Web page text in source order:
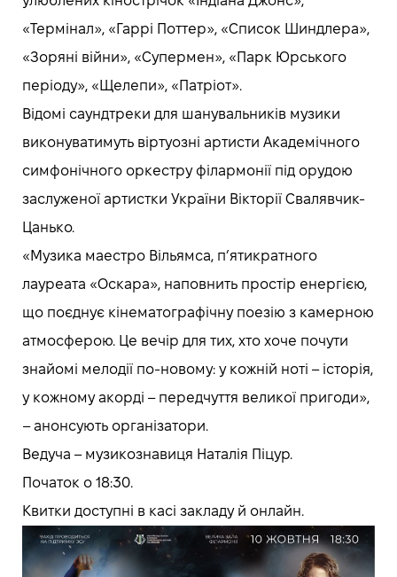
«Термінал», «Гаррі Поттер», «Список Шиндлера»,
«Зоряні війни», «Супермен», «Парк Юрського
періоду», «Щелепи», «Патріот».
Відомі саундтреки для шанувальників музики
виконуватимуть віртуозні артисти Академічного
симфонічного оркестру філармонії під орудою
заслуженої артистки України Вікторії Свалявчик-
Цанько.
«Музика маестро Вільямса, п’ятикратного
лауреата «Оскара», наповнить простір енергією,
що поєднує кінематографічну поезію з камерною
атмосферою. Це вечір для тих, хто хоче почути
знайомі мелодії по-новому: у кожній ноті – історія,
у кожному акорді – передчуття великої пригоди»,
– анонсують організатори.
Ведуча – музикознавиця Наталія Піцур.
Початок о 18:30.
Квитки доступні в касі закладу й онлайн.